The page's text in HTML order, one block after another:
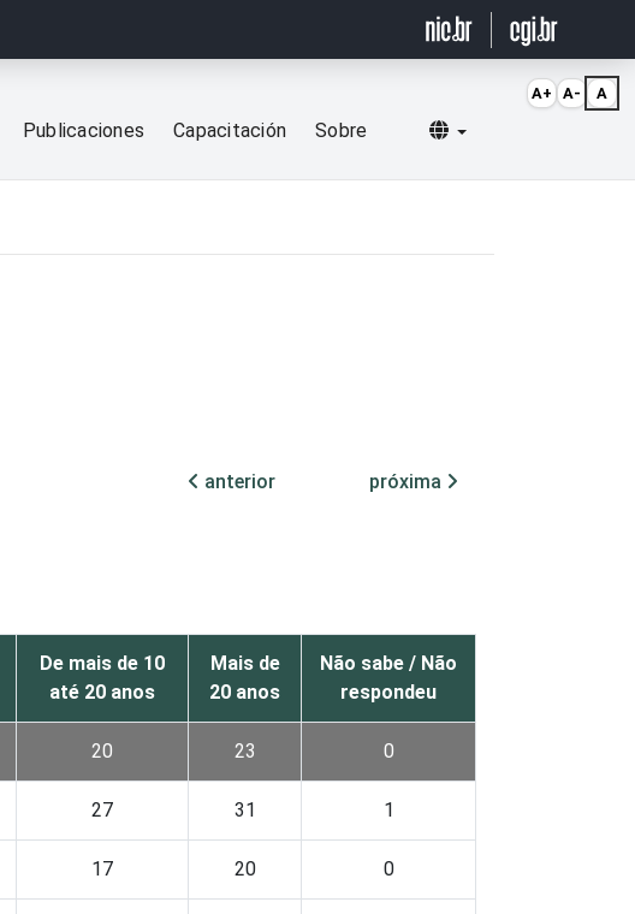
Publicaciones Capacitación Sobre Selecionar idioma
anterior
próxima
De mais de 10
até 20 anos
Mais de
20 anos
Não sabe / Não
respondeu
20 23 0
27 31 1
17 20 0
A+ A- A